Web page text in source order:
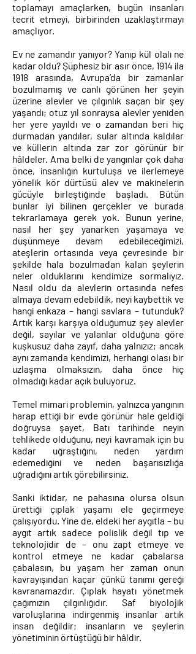
toplamayı amaçlarken, bugün insanları
tecrit etmeyi, birbirinden uzaklaştırmayı
amaçlıyor.
Ev ne zamandır yanıyor? Yanıp kül olalı ne
kadar oldu? Şüphesiz bir asır önce, 1914 ila
1918 arasında, Avrupa’da bir zamanlar
bozulmamış ve canlı görünen her şeyin
üzerine alevler ve çılgınlık saçan bir şey
yaşandı; otuz yıl sonraysa alevler yeniden
her yere yayıldı ve o zamandan beri hiç
durmadan yandılar, sular altında kaldılar
ve küllerin altında zar zor görünür bir
hâldeler. Ama belki de yangınlar çok daha
önce, insanlığın kurtuluşa ve ilerlemeye
yönelik kör dürtüsü alev ve makinelerin
gücüyle birleştiğinde başladı. Bütün
bunlar iyi bilinen gerçekler ve burada
tekrarlamaya gerek yok. Bunun yerine,
nasıl her şey yanarken yaşamaya ve
düşünmeye devam edebileceğimizi,
ateşlerin ortasında veya çevresinde bir
şekilde hala bozulmadan kalan şeylerin
neler olduklarını kendimize sormalıyız.
Nasıl oldu da alevlerin ortasında nefes
almaya devam edebildik, neyi kaybettik ve
hangi enkaza – hangi savlara – tutunduk?
Artık karşı karşıya olduğumuz şey alevler
değil, sayılar ve yalanlar olduğuna göre
kuşkusuz daha zayıf, daha yalnızız; ancak
aynı zamanda kendimizi, herhangi olası bir
uzlaşma olmaksızın, daha önce hiç
olmadığı kadar açık buluyoruz.
Temel mimari problemin, yalnızca yangının
harap ettiği bir evde görünür hale geldiği
doğruysa şayet, Batı tarihinde neyin
tehlikede olduğunu, neyi kavramak için bu
kadar uğraştığını, neden yardım
edemediğini ve neden başarısızlığa
uğradığını artık görebilirsiniz.
Sanki iktidar, ne pahasına olursa olsun
ürettiği çıplak yaşamı ele geçirmeye
çalışıyordu. Yine de, eldeki her aygıtla – bu
aygıt artık sadece polislik değil tıp ve
teknolojidir de – onu zapt etmeye ve
kontrol etmeye ne kadar çabalarsa
çabalasın, bu yaşam her zaman onun
kavrayışından kaçar çünkü tanımı gereği
kavranamazdır. Çıplak hayatı yönetmek
çağımızın çılgınlığıdır. Saf biyolojik
varoluşlarına indirgenmiş insanlar artık
insan değildir; insanların ve şeylerin
yönetiminin örtüştüğü bir hâldir.